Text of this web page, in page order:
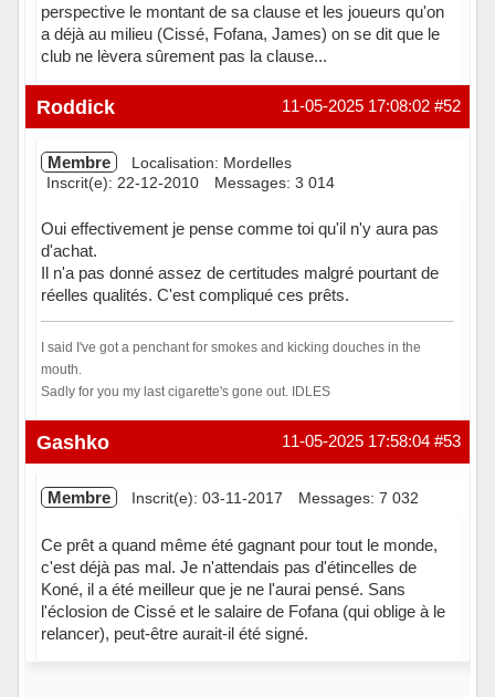
perspective le montant de sa clause et les joueurs qu'on
a déjà au milieu (Cissé, Fofana, James) on se dit que le
club ne lèvera sûrement pas la clause...
Hors ligne #52
11-05-2025 17:08:02
Roddick
Membre
Localisation: Mordelles
Inscrit(e): 22-12-2010
Messages: 3 014
Oui effectivement je pense comme toi qu'il n'y aura pas
d'achat.
Il n'a pas donné assez de certitudes malgré pourtant de
réelles qualités. C'est compliqué ces prêts.
I said I've got a penchant for smokes and kicking douches in the
mouth.
Sadly for you my last cigarette's gone out. IDLES
Hors ligne #53
11-05-2025 17:58:04
Gashko
Membre Inscrit(e): 03-11-2017 Messages: 7 032
Ce prêt a quand même été gagnant pour tout le monde,
c'est déjà pas mal. Je n'attendais pas d'étincelles de
Koné, il a été meilleur que je ne l'aurai pensé. Sans
l'éclosion de Cissé et le salaire de Fofana (qui oblige à le
relancer), peut-être aurait-il été signé.